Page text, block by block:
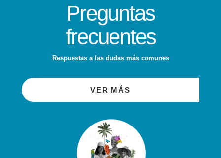
Preguntas
frecuentes
Respuestas a las dudas más comunes
VER MÁS